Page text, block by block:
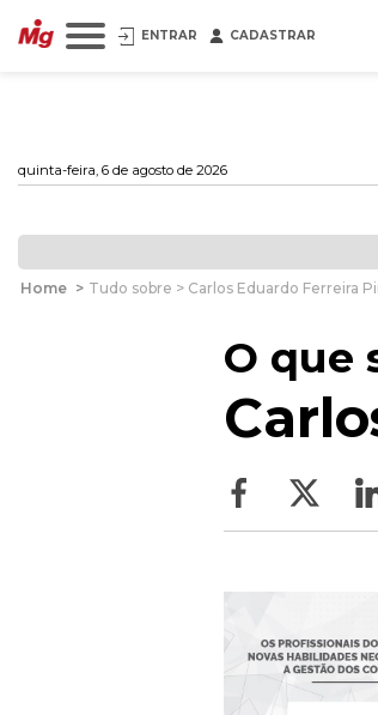
ENTRAR CADASTRAR
quinta-feira, 6 de agosto de 2026
Home > Tudo sobre > Carlos Eduardo Ferreira
O que